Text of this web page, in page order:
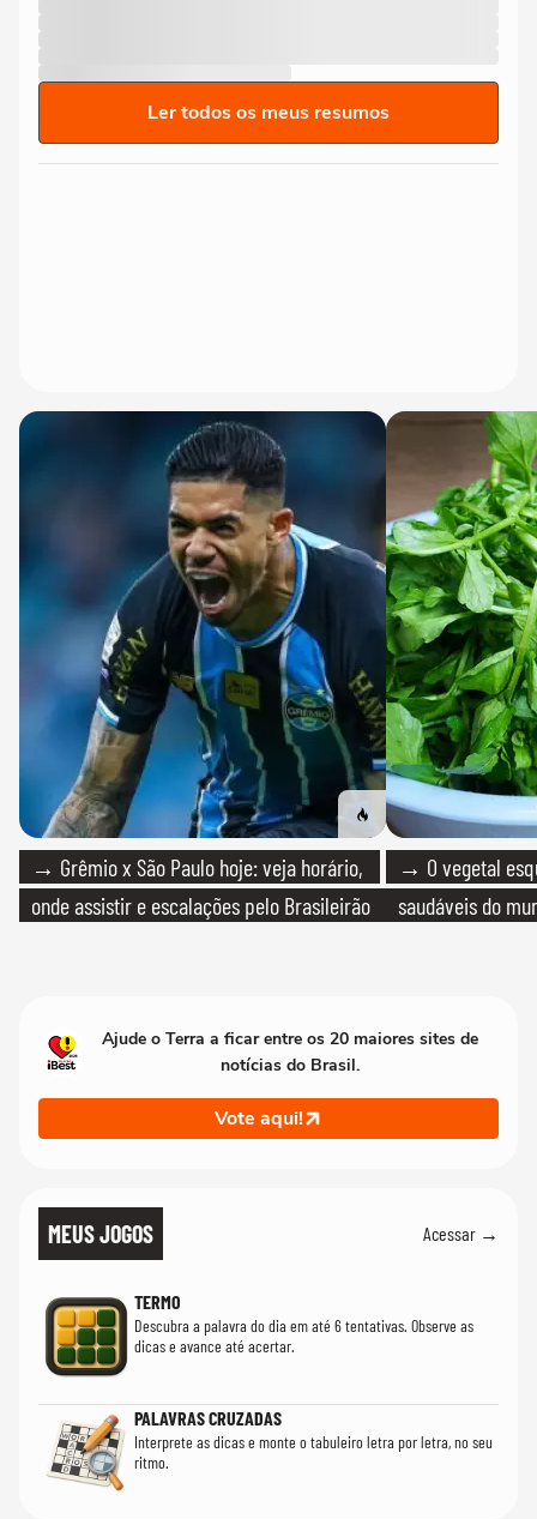
Ler todos os meus resumos
→ Grêmio x São Paulo hoje: veja horário,
onde assistir e escalações pelo Brasileirão
→ O vegetal
saudáveis do
Ajude o Terra a ficar entre os 20 maiores sites de
notícias do Brasil.
Vote aqui!
MEUS JOGOS Acessar →
TERMO
Descubra a palavra do dia em até 6 tentativas. Observe as
dicas e avance até acertar.
PALAVRAS CRUZADAS
Interprete as dicas e monte o tabuleiro letra por letra, no seu
ritmo.